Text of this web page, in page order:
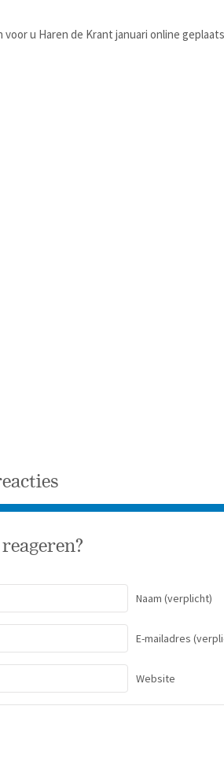
voor u Haren de Krant januari online
Naam (verplicht)
E-mailadres
Website